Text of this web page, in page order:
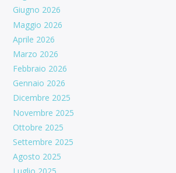
Giugno 2026
Maggio 2026
Aprile 2026
Marzo 2026
Febbraio 2026
Gennaio 2026
Dicembre 2025
Novembre 2025
Ottobre 2025
Settembre 2025
Agosto 2025